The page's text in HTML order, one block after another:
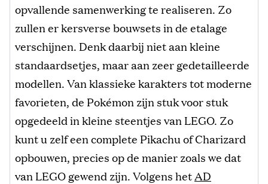
opvallende samenwerking te realiseren. Zo
zullen er kersverse bouwsets in de etalage
verschijnen. Denk daarbij niet aan kleine
standaardsetjes, maar aan zeer gedetailleerde
modellen. Van klassieke karakters tot moderne
favorieten, de Pokémon zijn stuk voor stuk
opgedeeld in kleine steentjes van LEGO. Zo
kunt u zelf een complete Pikachu of Charizard
opbouwen, precies op de manier zoals we dat
van LEGO gewend zijn. Volgens hetAD